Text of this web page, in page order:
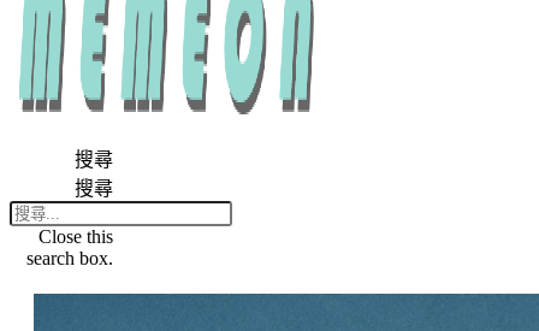
搜尋
搜尋
Close this
search box.